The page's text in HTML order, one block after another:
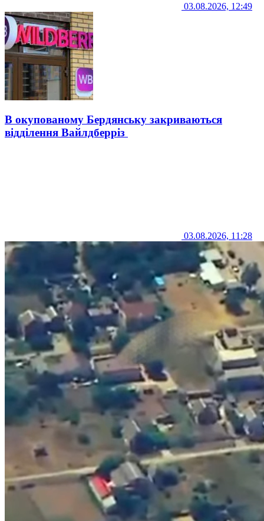
03.08.2026, 12:49
В окупованому Бердянську закриваються
відділення Вайлдберріз
03.08.2026, 11:28